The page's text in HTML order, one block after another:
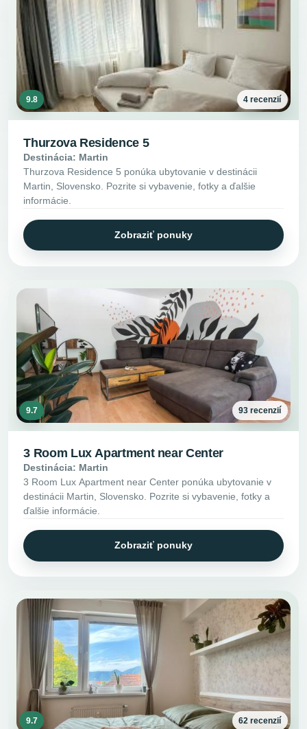
9.8 4 recenzií
Thurzova Residence 5
Destinácia: Martin
Thurzova Residence 5 ponúka ubytovanie v destinácii
Martin, Slovensko. Pozrite si vybavenie, fotky a ďalšie
informácie.
Zobraziť ponuky
9.7 93 recenzií
3 Room Lux Apartment near Center
Destinácia: Martin
3 Room Lux Apartment near Center ponúka ubytovanie v
destinácii Martin, Slovensko. Pozrite si vybavenie, fotky a
ďalšie informácie.
Zobraziť ponuky
9.7 62 recenzií